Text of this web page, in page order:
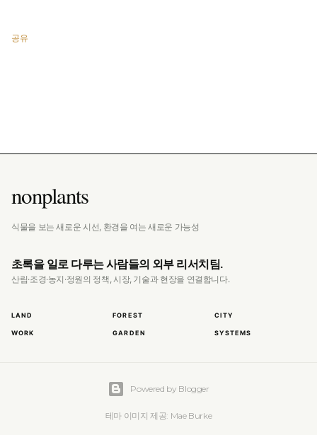
공유
nonplants
식물을 보는 새로운 시선, 환경을 여는 새로운 가능성
초록을 일로 다루는 사람들의 외부 리서치팀.
산림·조경·농지·정원의 정책, 시장, 기술과 현장을 연결합니다.
LAND FOREST CITY
WORK GARDEN SYSTEMS
Powered by Blogger
테마 이미지 제공: Mae Burke